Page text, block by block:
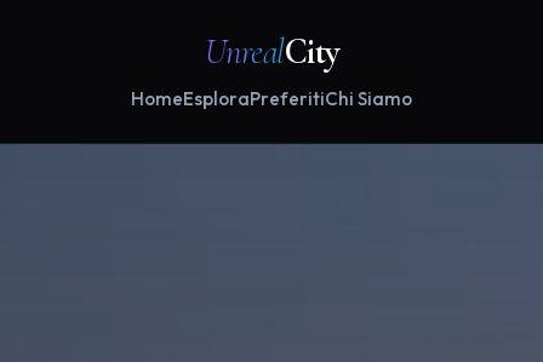
UnrealCity
HomeEsploraPreferitiChi Siamo